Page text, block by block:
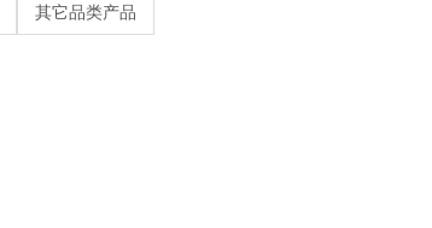
其它品类产品